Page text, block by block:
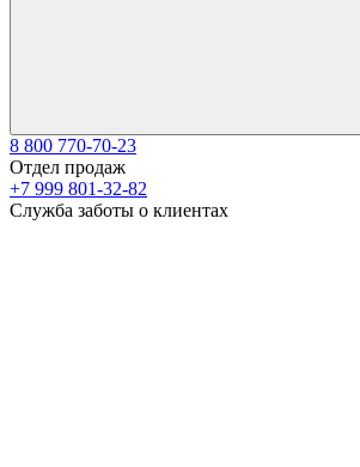
8 800 770-70-23
Отдел продаж
+7 999 801-32-82
Служба заботы о клиентах